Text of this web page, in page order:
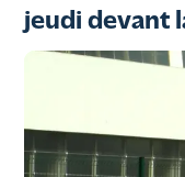
Marseille
- Aix
Agenda
jeudi devant